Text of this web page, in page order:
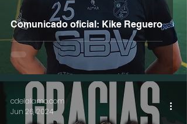
Comunicado oficial: Kike Reguero
cdelalamo.com
Jun 26, 2024